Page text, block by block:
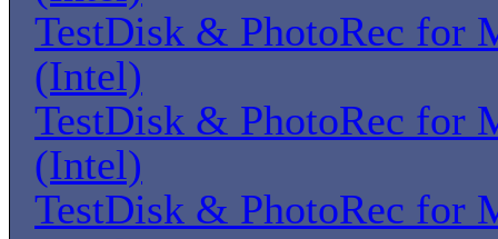
TestDisk & PhotoRec for
(Intel)
TestDisk & PhotoRec for
(Intel)
TestDisk & PhotoRec for